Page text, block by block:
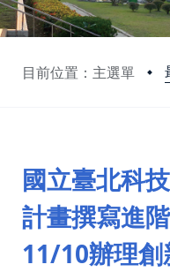
目前位置：主選單
國立臺北科
計畫撰寫進
11/10辦理創